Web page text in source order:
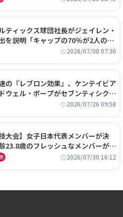
ティックス球団社長がジェイレン・
を説明「キャップの70％が2人の選
チームでは勝てない」2026/07/08 07:30
の『レブロン効果』、ケンテイビア
ウェル・ポープがセブンティシクサ
で加入
2026/07/26 09:58
大会】女子日本代表メンバーが決
23.8歳のフレッシュなメンバーが日
台で頂点を狙う
2026/07/30 16:12